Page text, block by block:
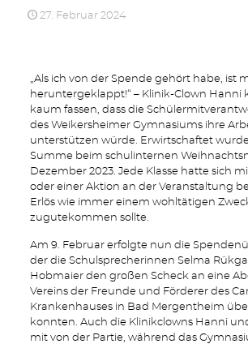
27. Februar 2024
„Als ich von der Spende gehört habe, ist
heruntergeklappt!“ – Klinik-Clown Hanni
kaum fassen, dass die
des Weikersheimer Gymnasiums ihre
unterstützen würde. Erwirtschaftet
Summe beim schulinternen
Dezember 2023. Jede Klasse hatte sich
oder einer Aktion an der Veranstaltung
Erlös wie immer einem wohltätigen
zugutekommen sollte.
Am 9. Februar erfolgte nun die
der die Schulsprecherinnen Selma
Hobmaier den großen Scheck an eine
Vereins der Freunde und Förderer des
Krankenhauses in Bad Mergentheim
konnten. Auch die Klinikclowns Hanni
mit von der Partie, während das